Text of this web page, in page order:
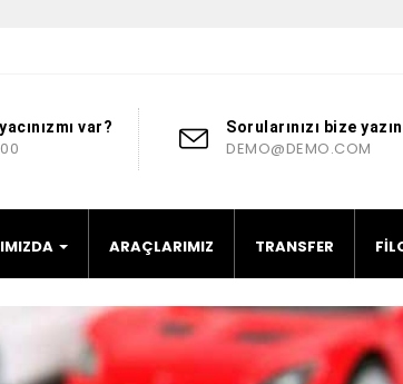
var? Sorularınızı bize yazın
DEMO@DEMO.COM
ARAÇLARIMIZ TRANSFER